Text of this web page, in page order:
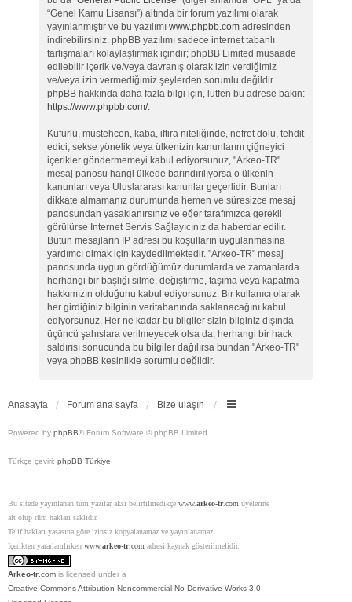
“Genel Kamu Lisansı”) altında bir forum yazılımı olarak
yayınlanmıştır ve bu yazılımı www.phpbb.comadresinden
indirebilirsiniz. phpBB yazılımı sadece internet tabanlı
tartışmaları kolaylaştırmak içindir; phpBB Limited müsaade
edilebilir içerik ve/veya davranış olarak izin verdiğimiz
ve/veya izin vermediğimiz şeylerden sorumlu değildir.
phpBB hakkında daha fazla bilgi için, lütfen bu adrese bakın:
https://www.phpbb.com/.
Küfürlü, müstehcen, kaba, iftira niteliğinde, nefret dolu, tehdit
edici, sekse yönelik veya ülkenizin kanunlarını çiğneyici
içerikler göndermemeyi kabul ediyorsunuz, "Arkeo-TR"
mesaj panosu hangi ülkede barındırılıyorsa o ülkenin
kanunları veya Uluslararası kanunlar geçerlidir. Bunları
dikkate almamanız durumunda hemen ve süresizce mesaj
panosundan yasaklanırsınız ve eğer tarafımızca gerekli
görülürse İnternet Servis Sağlayıcınız da haberdar edilir.
Bütün mesajların IP adresi bu koşulların uygulanmasına
yardımcı olmak için kaydedilmektedir. "Arkeo-TR" mesaj
panosunda uygun gördüğümüz durumlarda ve zamanlarda
herhangi bir başlığı silme, değiştirme, taşıma veya kapatma
hakkımızın olduğunu kabul ediyorsunuz. Bir kullanıcı olarak
her girdiğiniz bilginin veritabanında saklanacağını kabul
ediyorsunuz. Her ne kadar bu bilgiler sizin bilginiz dışında
üçüncü şahıslara verilmeyecek olsa da, herhangi bir hack
saldırısı sonucunda bu bilgiler dağılırsa bundan "Arkeo-TR"
veya phpBB kesinlikle sorumlu değildir.
Anasayfa Forum ana sayfa Bize ulaşın
Powered by phpBB® Forum Software © phpBB Limited
Türkçe çeviri: phpBB Türkiye
Bu sitede yayınlanan tüm yazılar aksi belirtilmedikçe www.arkeo-tr.com üyelerine
ait olup tüm hakları saklıdır.
Telif hakları yasasına göre izinsiz kopyalanamaz ve yayınlanamaz.
İçerikten yararlanılırken www.arkeo-tr.com adresi kaynak gösterilmelidir.
Arkeo-tr .com is licensed under a
Creative Commons Attribution-Noncommercial-No Derivative Works 3.0